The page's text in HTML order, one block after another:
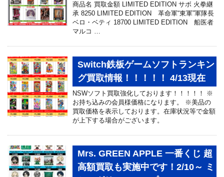
商品名 買取金額 LIMITED EDITION サボ 火拳継
承 8250 LIMITED EDITION 革命軍“東軍”軍隊長
ベロ・ベティ 18700 LIMITED EDITION 船医者
マルコ …
Switch鉄板ゲームソフトランキン
グ買取情報！！！！！ 4/13現在
NSWソフト買取強化しております！！！！！ ※
お持ち込みの会員様価格になります。 ※美品の
買取価格を表示しております。在庫状況等で金額
が上下する場合がございます。
Mrs. GREEN APPLE 一番くじ 超
高額買取も実施中です！2/10～ ミ